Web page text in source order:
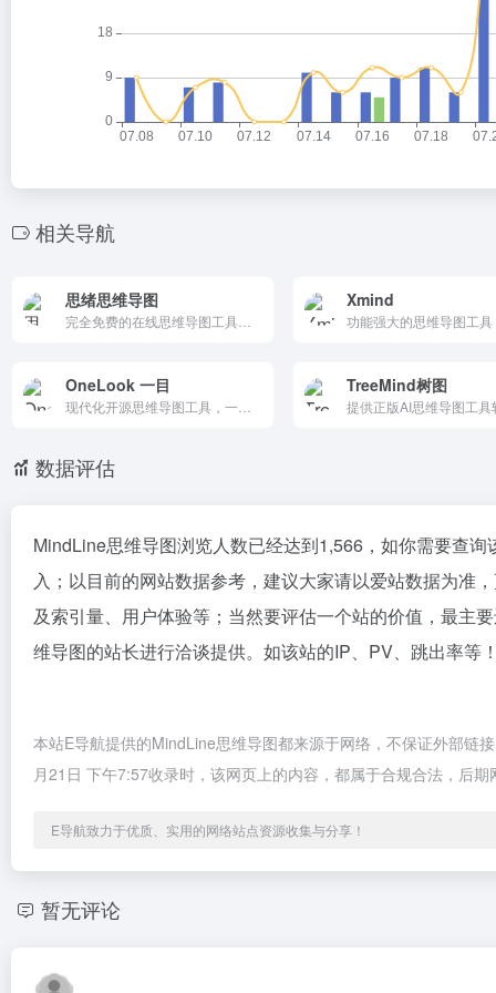
相关导航
思绪思维导图 Xmind
OneLook 一目 TreeMind树图
数据评估
MindLine思维导图浏览人数已经达到1,566，如你需要查
入；以目前的网站数据参考，建议大家请以爱站数据为准
及索引量、用户体验等；当然要评估一个站的价值，最主
维导图的站长进行洽谈提供。如该站的IP、PV、跳出率等
本站E导航提供的MindLine思维导图都来源于网络，不保证外部链
月21日 下午7:57收录时，该网页上的内容，都属于合规合法，后
E导航致力于优质、实用的网络站点资源收集与分享！
暂无评论